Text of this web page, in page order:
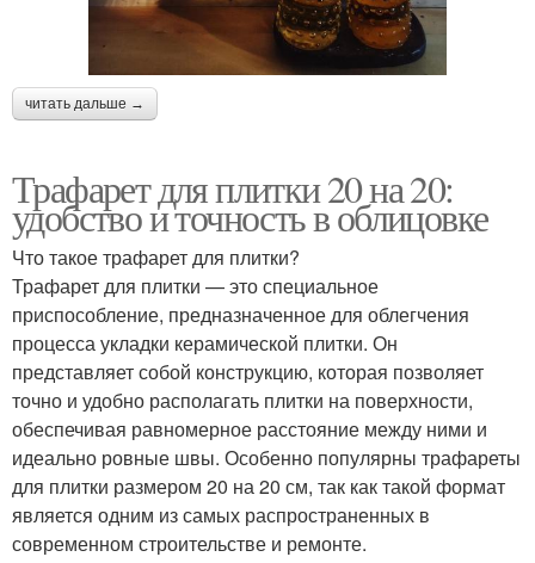
читать дальше →
Трафарет для плитки 20 на 20:
удобство и точность в облицовке
Что такое трафарет для плитки?
Трафарет для плитки — это специальное
приспособление, предназначенное для облегчения
процесса укладки керамической плитки. Он
представляет собой конструкцию, которая позволяет
точно и удобно располагать плитки на поверхности,
обеспечивая равномерное расстояние между ними и
идеально ровные швы. Особенно популярны трафареты
для плитки размером 20 на 20 см, так как такой формат
является одним из самых распространенных в
современном строительстве и ремонте.